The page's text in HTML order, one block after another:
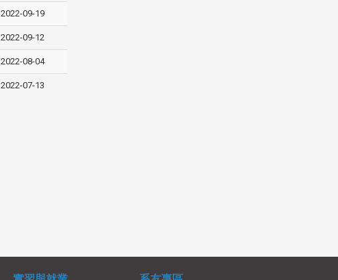
2022-09-19
2022-09-12
2022-08-04
2022-07-13